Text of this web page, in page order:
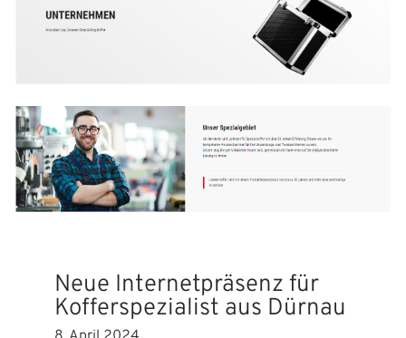
Neue Internetpräsenz für
Kofferspezialist aus Dürnau